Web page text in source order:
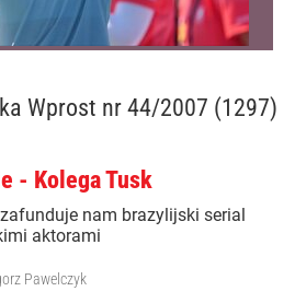
Wprost nr 44/2007 (1297)
- Kolega Tusk
nam brazylijski serial
aktorami
Pawelczyk